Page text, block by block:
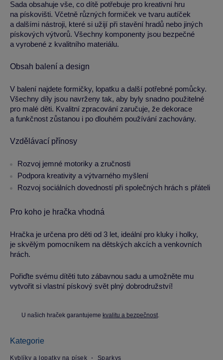
Sada obsahuje vše, co dítě potřebuje pro kreativní hru
na pískovišti. Včetně různých formiček ve tvaru autíček
a dalšími nástroji, které si užijí při stavění hradů nebo jiných
pískových výtvorů. Všechny komponenty jsou bezpečné
a vyrobené z kvalitního materiálu.
Obsah balení a design
V balení najdete formičky, lopatku a další potřebné pomůcky.
Všechny díly jsou navrženy tak, aby byly snadno použitelné
pro malé děti. Kvalitní zpracování zaručuje, že dekorace
a funkčnost zůstanou i po dlouhém používání zachovány.
Vzdělávací přínosy
Rozvoj jemné motoriky a zručnosti
Podpora kreativity a výtvarného myšlení
Rozvoj sociálních dovedností při společných hrách s přáteli
Pro koho je hračka vhodná
Hračka je určena pro děti od 3 let, ideální pro kluky i holky,
je skvělým pomocníkem na dětských akcích a venkovních
hrách.
Pořiďte svému dítěti tuto zábavnou sadu a umožněte mu
vytvořit si vlastní pískový svět plný dobrodružství!
U našich hraček garantujeme kvalitu a bezpečnost.
Kategorie
Kyblíky a lopatky na písek Sparkys